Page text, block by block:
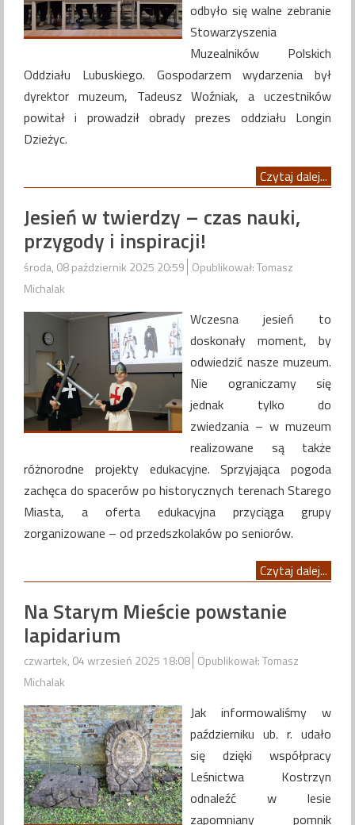
odbyło się walne zebranie
Stowarzyszenia
Muzealników Polskich
Oddziału Lubuskiego. Gospodarzem wydarzenia był
dyrektor muzeum, Tadeusz Woźniak, a uczestników
powitał i prowadził obrady prezes oddziału Longin
Dzieżyc.
Czytaj dalej...
Jesień w twierdzy – czas nauki,
przygody i inspiracji!
środa, 08 październik 2025 20:59 Opublikował: Tomasz
Michalak
Wczesna jesień to
doskonały moment, by
odwiedzić nasze muzeum.
Nie ograniczamy się
jednak tylko do
zwiedzania – w muzeum
realizowane są także
różnorodne projekty edukacyjne. Sprzyjająca pogoda
zachęca do spacerów po historycznych terenach Starego
Miasta, a oferta edukacyjna przyciąga grupy
zorganizowane – od przedszkolaków po seniorów.
Czytaj dalej...
Na Starym Mieście powstanie
lapidarium
czwartek, 04 wrzesień 2025 18:08 Opublikował: Tomasz
Michalak
Jak informowaliśmy w
październiku ub. r. udało
się dzięki współpracy
Leśnictwa Kostrzyn
odnaleźć w lesie
zapomniany pomnik